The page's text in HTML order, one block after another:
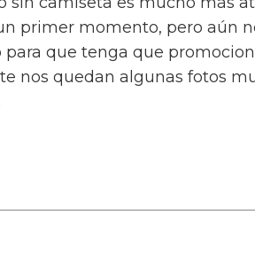
primer momento, pero aún
que tenga que
nos quedan algunas fotos